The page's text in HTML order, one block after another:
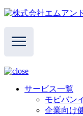
サービス一覧
モビバン
企業向け